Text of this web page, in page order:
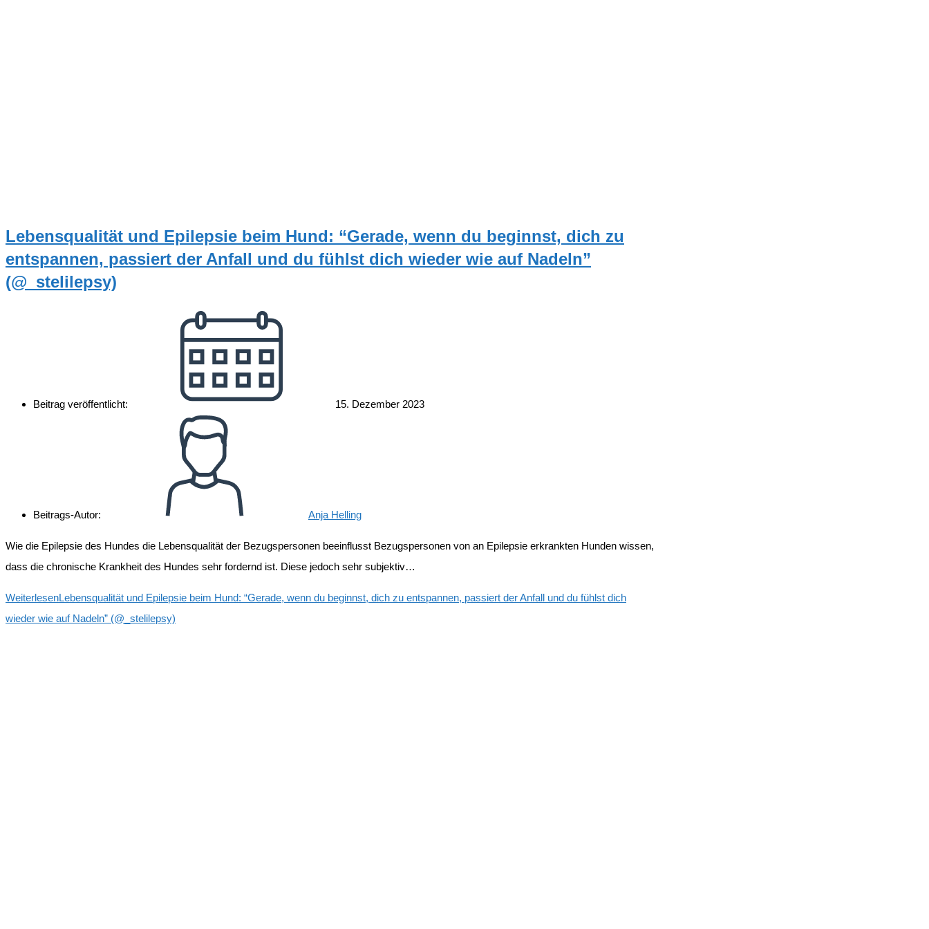
Lebensqualität und Epilepsie beim Hund: “Gerade, wenn du beginnst, dich zu
entspannen, passiert der Anfall und du fühlst dich wieder wie auf Nadeln”
(@_stelilepsy)
Beitrag veröffentlicht: 15. Dezember 2023
Beitrags-Autor: Anja Helling
Wie die Epilepsie des Hundes die Lebensqualität der Bezugspersonen beeinflusst Bezugspersonen von an Epilepsie erkrankten Hunden wissen,
dass die chronische Krankheit des Hundes sehr fordernd ist. Diese jedoch sehr subjektiv…
WeiterlesenLebensqualität und Epilepsie beim Hund: “Gerade, wenn du beginnst, dich zu entspannen, passiert der Anfall und du fühlst dich
wieder wie auf Nadeln” (@_stelilepsy)